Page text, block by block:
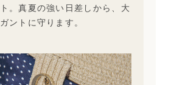
。真夏の強い日差しから、大
ントに守ります。